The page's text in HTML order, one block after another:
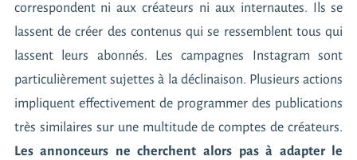
correspondent ni aux créateurs ni aux internautes. Ils se
lassent de créer des contenus qui se ressemblent tous qui
lassent leurs abonnés. Les campagnes Instagram sont
particulièrement sujettes à la déclinaison. Plusieurs actions
impliquent effectivement de programmer des publications
très similaires sur une multitude de comptes de créateurs.
Les annonceurs ne cherchent alors pas à adapter le